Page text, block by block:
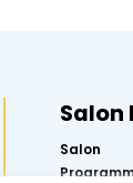
Salon
Salon